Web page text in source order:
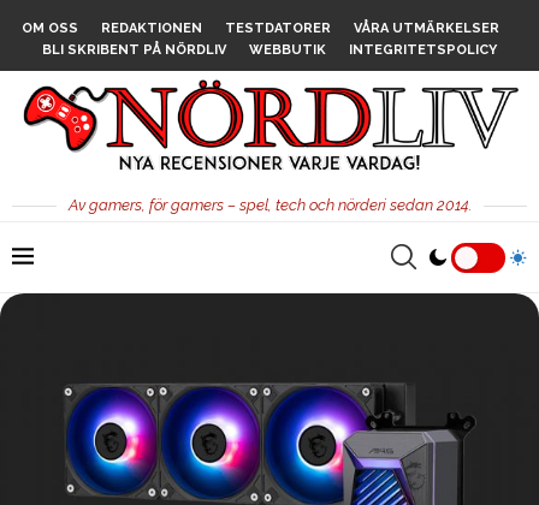
OM OSS REDAKTIONEN TESTDATORER
VÅRA UTMÄRKELSER
BLI SKRIBENT PÅ NÖRDLIV
WEBBUTIK INTEGRITETSPOLICY
Av gamers, för gamers – spel, tech och nörderi sedan 2014.